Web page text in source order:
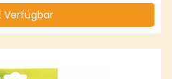
Verfügbar